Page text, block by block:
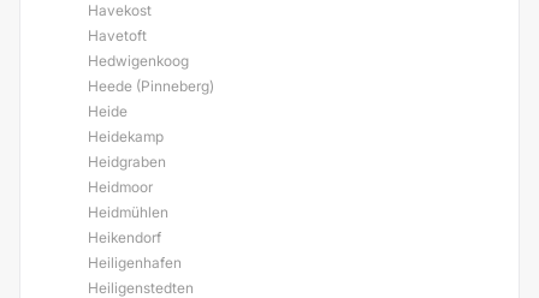
Havekost
Havetoft
Hedwigenkoog
Heede (Pinneberg)
Heide
Heidekamp
Heidgraben
Heidmoor
Heidmühlen
Heikendorf
Heiligenhafen
Heiligenstedten